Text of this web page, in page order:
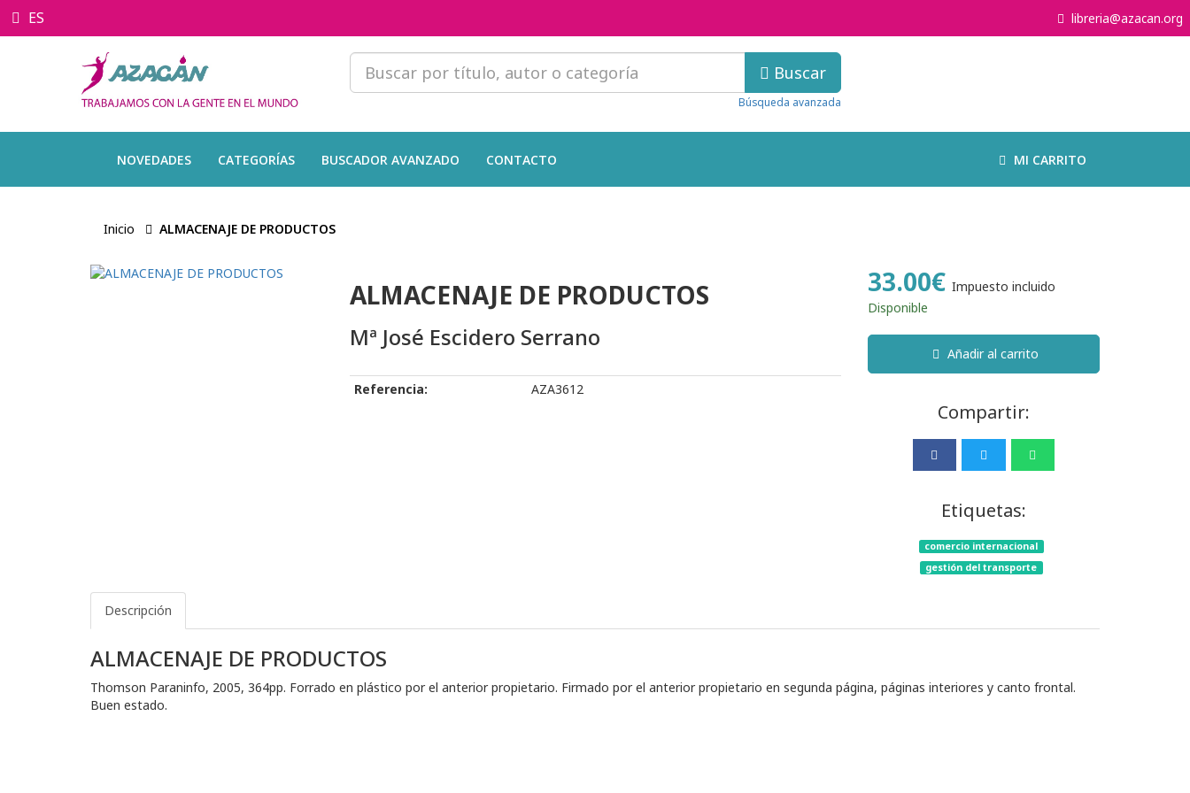
ES libreria@azacan.org
Buscar
Búsqueda avanzada
NOVEDADES CATEGORÍAS BUSCADOR AVANZADO CONTACTO MI CARRITO
Inicio ALMACENAJE DE PRODUCTOS
ALMACENAJE DE PRODUCTOS
Mª José Escidero Serrano
Referencia: AZA3612
33.00€ Impuesto incluido
Disponible
Añadir al carrito
Compartir:
Etiquetas:
comercio internacional
gestión del transporte
Descripción
ALMACENAJE DE PRODUCTOS
Thomson Paraninfo, 2005, 364pp. Forrado en plástico por el anterior propietario. Firmado por el anterior propietario en segunda página, páginas interiores y canto frontal.
Buen estado.